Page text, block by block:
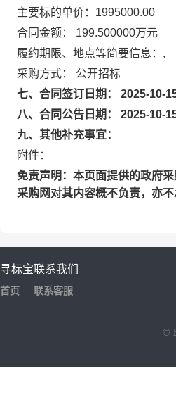
主要标的单价：1995000.00
合同金额： 199.500000万元
履约期限、地点等简要信息：,
采购方式： 公开招标
七、合同签订日期： 2025-10-
八、合同公告日期： 2025-10-
九、其他补充事宜：
附件：
免责声明：本页面提供的政府
采购网对其内容概不负责，亦不
寻标宝
首页
联系我们
联系客服
©